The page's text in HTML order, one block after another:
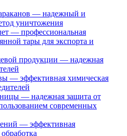
— надежный и
уничтожения
— профессиональная
тары для экспорта и
продукции — надежная
— эффективная химическая
— надежная защита от
современных
— эффективная